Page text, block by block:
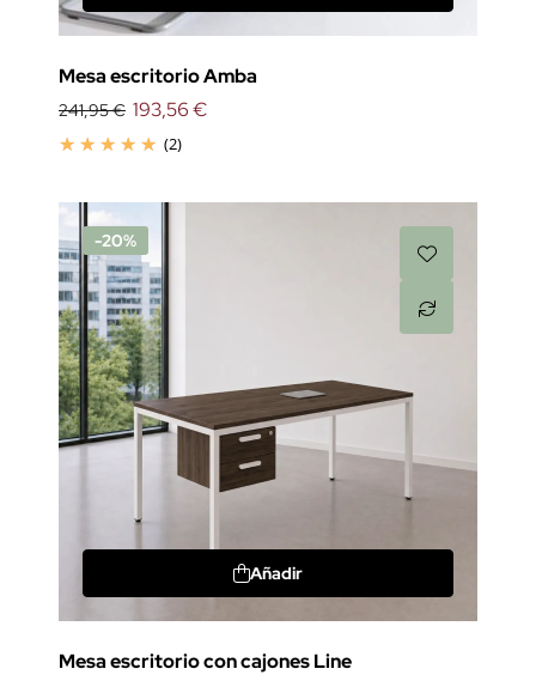
Mesa escritorio Amba
241,95 €
(2)
193,56 €
-20%
Añadir
Mesa escritorio con cajones Line